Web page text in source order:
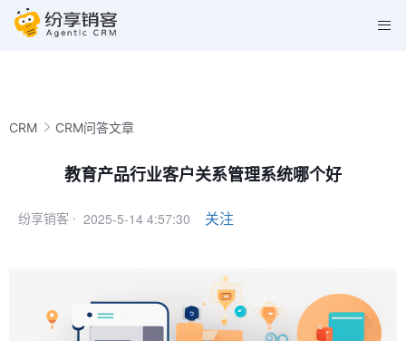
CRM CRM问答文章
教育产品行业客户关系管理系统哪个好
纷享销客 · 2025-5-14 4:57:30 关注